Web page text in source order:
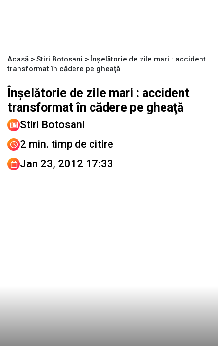
Acasă > Stiri Botosani >Înşelătorie de zile mari : accident
transformat în cădere pe gheaţă
Înşelătorie de zile mari : accident
transformat în cădere pe gheaţă
Stiri Botosani
2 min. timp de citire
Jan 23, 2012 17:33